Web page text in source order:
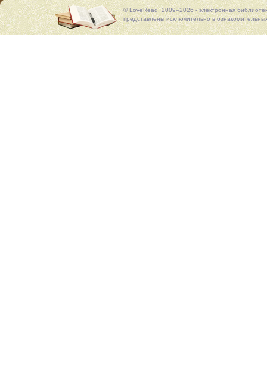
© LoveRead, 2009–2026 - электронная
представлены исключительно в